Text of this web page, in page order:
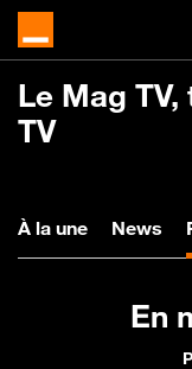
Le Mag
TV
À la uneÀ la une
News
En